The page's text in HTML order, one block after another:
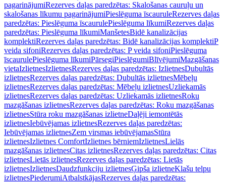
pagarinājumiRezerves daļas paredzētas: Skalošanas cauruļu un
skalošanas līkumu pagarinājumiPieslēguma īscauruleRezerves daļas
paredzētas: Pieslēguma īscaurulePieslēguma līkumiRezerves daļas
paredzētas: Pieslēguma līkumiManšetesBidē kanalizācijas
komplektiRezerves daļas paredzētas: Bidē kanalizācijas komplektiP
veida sifoniRezerves daļas paredzētas: P veida sifoniPieslēguma
īscaurulePieslēguma līkumiPārsegiPieslēgumiBlīvējumiMazgāšanas
vietaIzlietnesIzlietnesRezerves daļas paredzētas: IzlietnesDubultās
izlietnesRezerves daļas paredzētas: Dubultās izlietnesMēbeļu
izlietnesRezerves daļas paredzētas: Mēbeļu izlietnesUzliekamās
izlietnesRezerves daļas paredzētas: Uzliekamās izlietnesRoku
mazgāšanas izlietnesRezerves daļas paredzētas: Roku mazgāšanas
izlietnesStūra roku mazgāšanas izlietneDaļēji iemontētās
izlietnesIebūvējamas izlietnesRezerves daļas paredzētas:
Iebūvējamas izlietnesZem virsmas iebūvējamasStūra
izlietnesIzlietnes ComfortIzlietnes bērniemIzlietnesLielās
mazgāšanas izlietnesCitas izlietnesRezerves daļas paredzētas: Citas
izlietnesLietās izlietnesRezerves daļas paredzētas: Lietās
izlietnesIzlietnesDaudzfunkciju izlietnesĢipša izlietneKlašu telpu
izlietnesPiederumiAtbalstkājasRezerves daļas paredzētas: